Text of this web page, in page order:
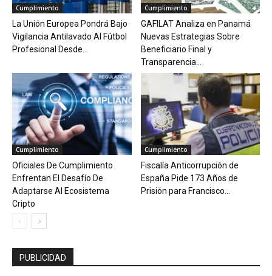
Cumplimiento
La Unión Europea Pondrá Bajo
Vigilancia Antilavado Al Fútbol
Profesional Desde...
Cumplimiento
GAFILAT Analiza en Panamá
Nuevas Estrategias Sobre
Beneficiario Final y
Transparencia...
Cumplimiento
Oficiales De Cumplimiento
Enfrentan El Desafío De
Adaptarse Al Ecosistema
Cripto
Cumplimiento
Fiscalía Anticorrupción de
España Pide 173 Años de
Prisión para Francisco...
PUBLICIDAD